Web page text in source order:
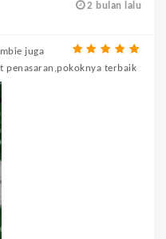
2 bulan lalu
juga
terbaik